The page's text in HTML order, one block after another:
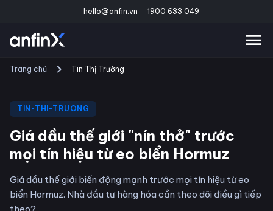
hello@anfin.vn 1900 633 049
Trang chủ Tin Thị Trường
TIN-THI-TRUONG
Giá dầu thế giới "nín thở" trước
mọi tín hiệu từ eo biển Hormuz
Giá dầu thế giới biến động mạnh trước mọi tín hiệu từ eo
biển Hormuz. Nhà đầu tư hàng hóa cần theo dõi điều gì tiếp